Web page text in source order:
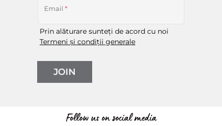
Email *
Prin alăturare sunteți de acord cu noi
Termeni și condiții generale
JOIN
Follow us on social media